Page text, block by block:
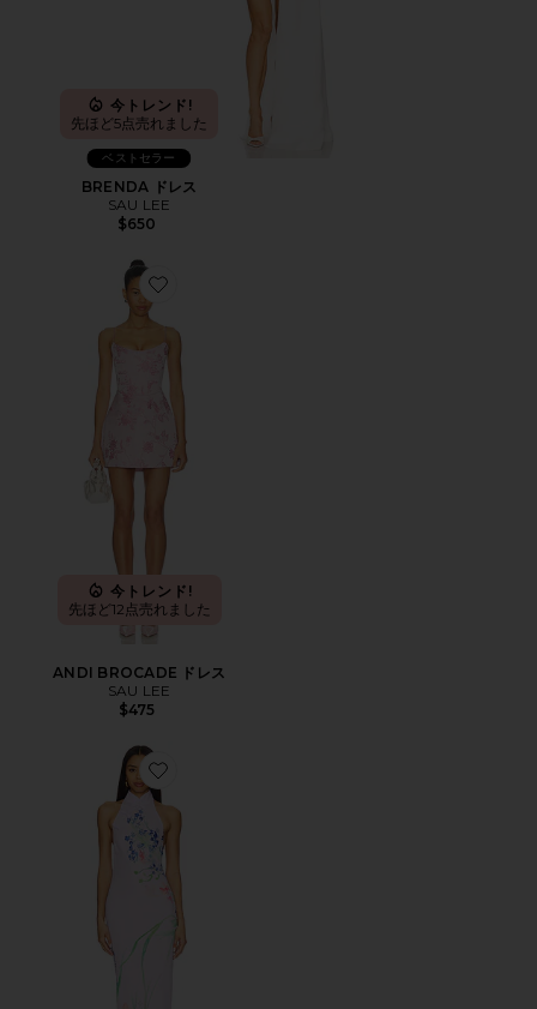
今トレンド!
先ほど5点売れました
ベストセラー
BRENDA ドレス
SAU LEE
$650
Favorite ANDI BROCADE ドレス
今トレンド!
先ほど12点売れました
ANDI BROCADE ドレス
SAU LEE
$475
Favorite GILLIAN ドレス